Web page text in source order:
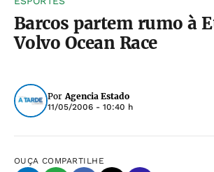
Barcos partem rumo à
Volvo Ocean Race
Por Agencia Estado
11/05/2006 - 10:40 h
OUÇA COMPARTILHE